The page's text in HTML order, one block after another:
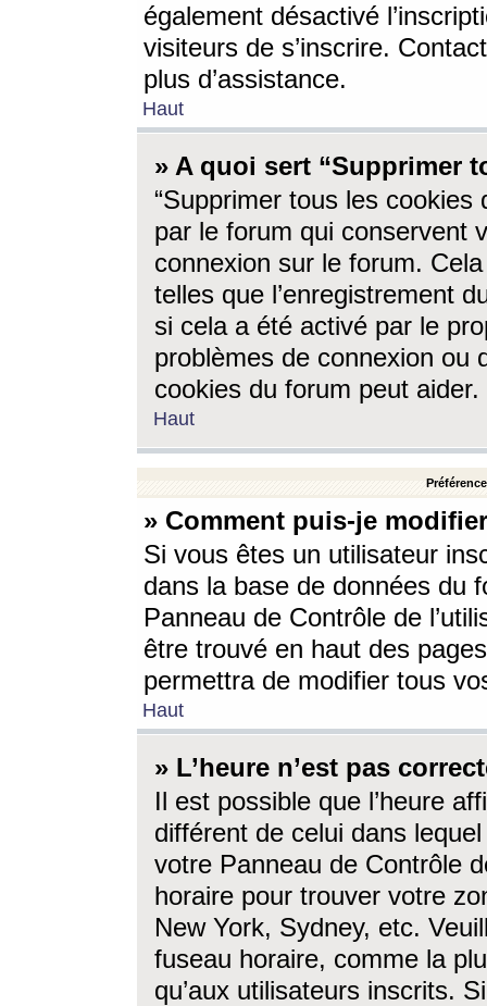
également désactivé
visiteurs de s’inscrire.
plus d’assistance.
Haut
» A quoi sert “Supprimer
“Supprimer tous les cookies
par le forum qui conservent
connexion sur le forum.
telles que l’enregistrement
si cela a été activé par le
problèmes de connexion ou
cookies du forum peut aider.
Haut
» Comment puis-je
Si vous êtes un utilisateur
dans la base de données du
Panneau de Contrôle de
être trouvé en haut des
permettra de modifier tous
Haut
» L’heure n’est pas
Il est possible que l’heure
différent de celui dans
votre Panneau de Contrôle
horaire pour trouver votre
New York, Sydney, etc.
fuseau horaire, comme la
qu’aux utilisateurs inscrits.